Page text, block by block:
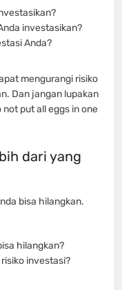
investasikan?
Anda?
mengurangi risiko
Dan jangan lupakan
put all eggs in one
dari yang
bisa hilangkan.
hilangkan?
investasi?